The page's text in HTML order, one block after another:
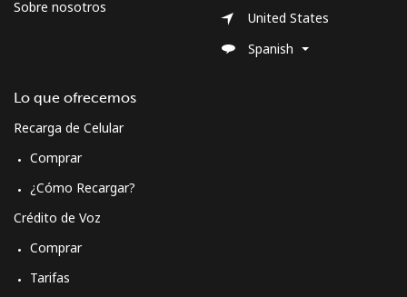
Sobre nosotros
Lo que ofrecemos
Recarga de Celular
Comprar
¿Cómo Recargar?
Crédito de Voz
Comprar
Tarifas
United States
Spanish